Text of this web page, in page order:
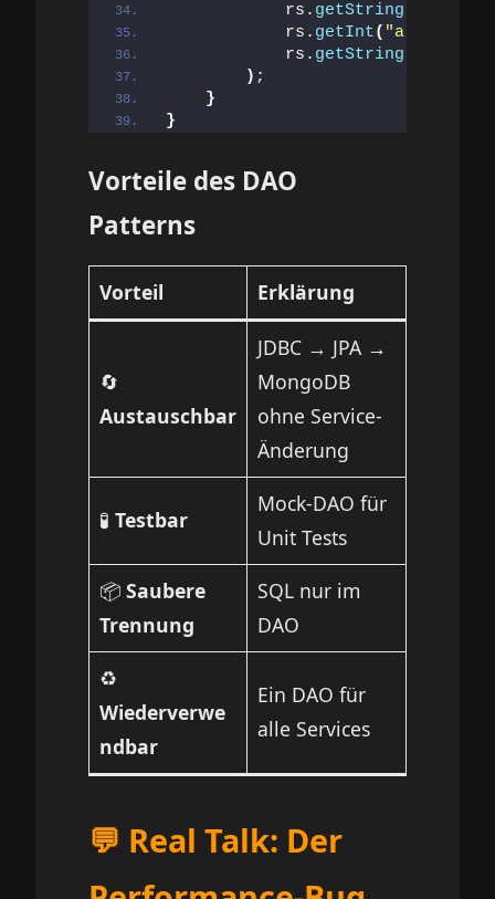
            rs.
getString
            rs.
getInt( "alter"
            rs.
getString
) ;
}
}
Vorteile des DAO
Patterns
Vorteil Erklärung
🔄
Austauschbar
JDBC → JPA →
MongoDB
ohne Service-
Änderung
🧪 Testbar
Mock-DAO für
Unit Tests
📦 Saubere
Trennung
SQL nur im
DAO
♻️
Wiederverwe
ndbar
Ein DAO für
alle Services
💬 Real Talk: Der